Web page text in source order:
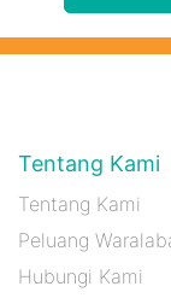
Tentang Kami
Tentang Kami
Peluang
Hubungi Kami